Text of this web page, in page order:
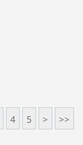
4 5 > >>